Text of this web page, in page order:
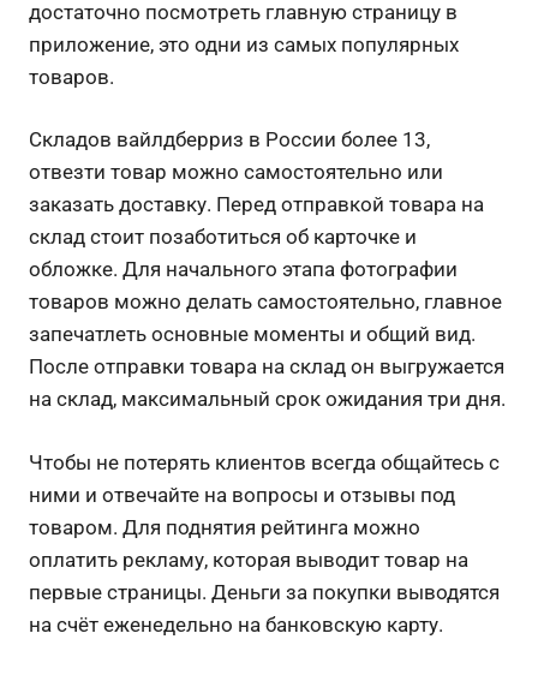
достаточно посмотреть главную страницу в
приложение, это одни из самых популярных
товаров.
Складов вайлдберриз в России более 13,
отвезти товар можно самостоятельно или
заказать доставку. Перед отправкой товара на
склад стоит позаботиться об карточке и
обложке. Для начального этапа фотографии
товаров можно делать самостоятельно, главное
запечатлеть основные моменты и общий вид.
После отправки товара на склад он выгружается
на склад, максимальный срок ожидания три дня.
Чтобы не потерять клиентов всегда общайтесь с
ними и отвечайте на вопросы и отзывы под
товаром. Для поднятия рейтинга можно
оплатить рекламу, которая выводит товар на
первые страницы. Деньги за покупки выводятся
на счёт еженедельно на банковскую карту.